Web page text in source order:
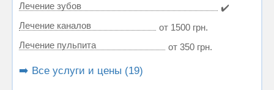
Лечение зубов
✔️
Лечение каналов
от 1500 грн.
Лечение пульпита
от 350 грн.
➡️ Все услуги и цены (19)